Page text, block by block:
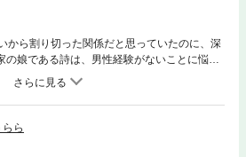
から割り切った関係だと思っていたのに、深
の娘である詩は、男性経験がないことに悩
報を見ていたところを顧問弁護士、門奈に見
ば相手するけど。どう？」クールな彼から予
うな一夜を過ごす。これきりと思うも、以
は熱く迫ってくる彼にドキドキさせられっぱ
ら